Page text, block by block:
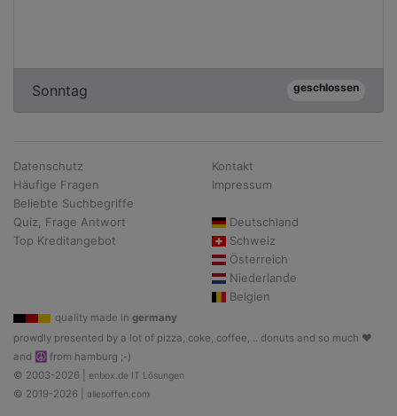
Sonntag geschlossen
Datenschutz
Häufige Fragen
Beliebte Suchbegriffe
Quiz, Frage Antwort
Top Kreditangebot
Kontakt
Impressum
Deutschland
Schweiz
Österreich
Niederlande
Belgien
quality made in germany
prowdly presented by a lot of pizza, coke, coffee, .. donuts and so much ♥
and ☮ from hamburg ;-)
© 2003-2026 | enbox.de IT Lösungen
© 2019-2026 | allesoffen.com